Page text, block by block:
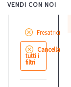
VENDI CON NOI
Fresatrici
Cancella
tutti i
filtri